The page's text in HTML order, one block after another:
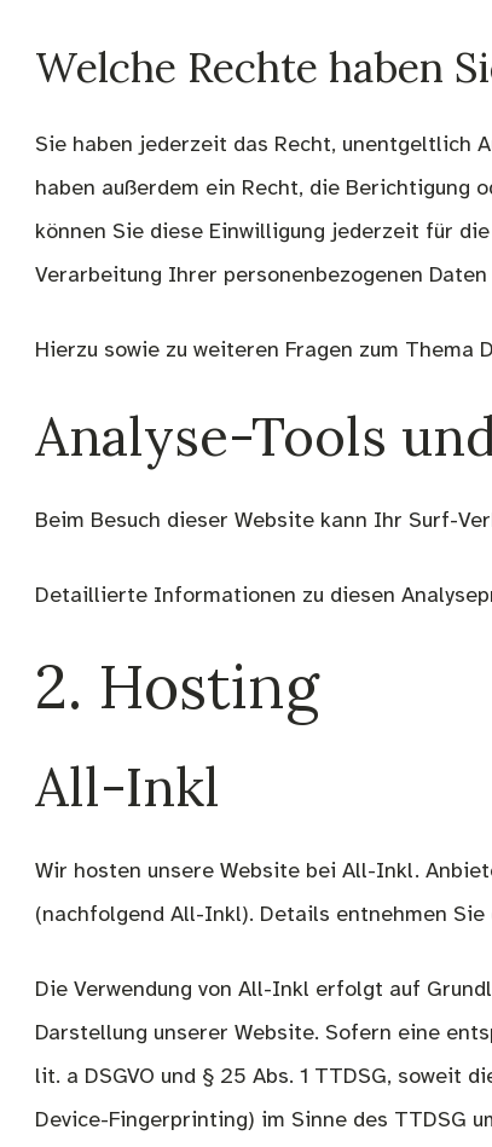
Welche Rechte haben
Sie haben jederzeit das Recht, unentgeltlich
haben außerdem ein Recht, die Berichtigung
können Sie diese Einwilligung jederzeit für
Verarbeitung Ihrer personenbezogenen
Hierzu sowie zu weiteren Fragen zum Thema
Analyse-Tools
Beim Besuch dieser Website kann Ihr Surf-
Detaillierte Informationen zu diesen
2. Hosting
All-Inkl
Wir hosten unsere Website bei All-Inkl.
(nachfolgend All-Inkl). Details entnehmen
Die Verwendung von All-Inkl erfolgt auf
Darstellung unserer Website. Sofern eine
lit. a DSGVO und § 25 Abs. 1 TTDSG, soweit
Device-Fingerprinting) im Sinne des TTDSG